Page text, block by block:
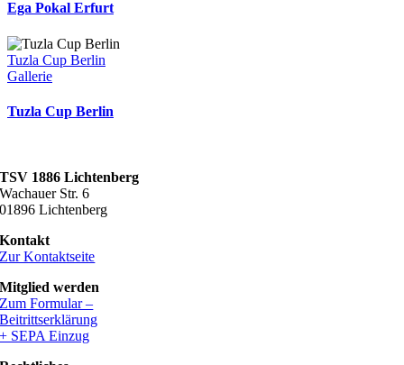
Ega Pokal Erfurt
Tuzla Cup Berlin
Gallerie
Tuzla Cup Berlin
TSV 1886 Lichtenberg
Wachauer Str. 6
01896 Lichtenberg
Kontakt
Zur Kontaktseite
Mitglied werden
Zum Formular –
Beitrittserklärung
+ SEPA Einzug